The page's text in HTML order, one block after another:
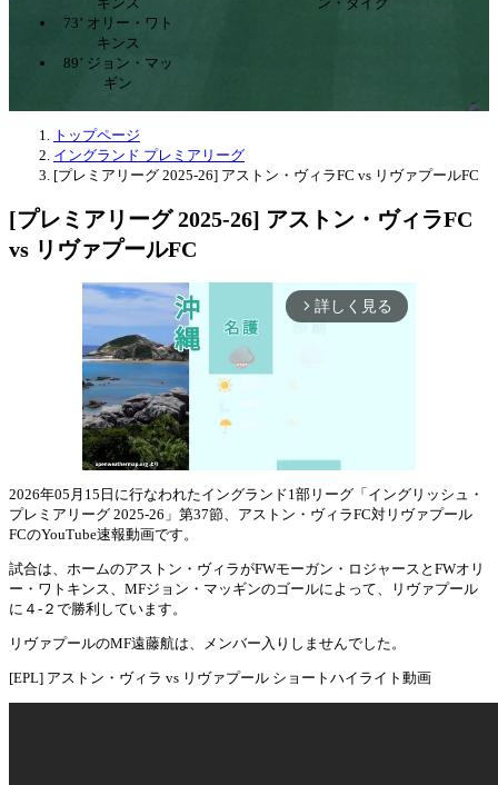
73’ オリー・ワト
キンス
89’ ジョン・マッ
ギン
トップページ
イングランド プレミアリーグ
[プレミアリーグ 2025-26] アストン・ヴィラFC vs リヴァプールFC
[プレミアリーグ 2025-26] アストン・ヴィラFC
vs リヴァプールFC
arrow_forward_ios 詳しく見る
2026年05月15日に行なわれたイングランド1部リーグ「イングリッシュ・
プレミアリーグ 2025-26」第37節、アストン・ヴィラFC対リヴァプール
FCのYouTube速報動画です。
試合は、ホームのアストン・ヴィラがFWモーガン・ロジャースとFWオリ
ー・ワトキンス、MFジョン・マッギンのゴールによって、リヴァプール
に４-２で勝利しています。
リヴァプールのMF遠藤航は、メンバー入りしませんでした。
[EPL] アストン・ヴィラ vs リヴァプール ショートハイライト動画